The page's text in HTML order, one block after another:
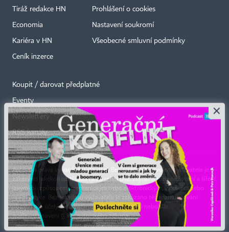
Tiráž redakce HN
Economia
Kariéra v HN
Ceník inzerce
Prohlášení o cookies
Nastavení soukromí
Všeobecné smluvní podmínky
Koupit / darovat předplatné
Eventy
Newslettery
RSS kanály
Autorská práva vykonává vydavatel. Bez písemného svolení vydavatele je
zakázáno jakékoli užití částí nebo celku díla, zejména rozmnožování a šíření
jakýmkoli způsobem, mechanickým nebo elektronickým, v českém nebo
jiném jazyce. Bez souhlasu vydavatele je zakázáno též rozmnožování
obsahu pro účely automatizované analýzy textů nebo dat
podle ustanovení § 39c autorského zákona.
×